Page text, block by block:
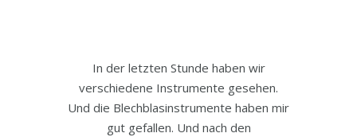
In der letzten Stunde haben wir
verschiedene Instrumente gesehen.
Und die Blechblasinstrumente haben mir
gut gefallen. Und nach den